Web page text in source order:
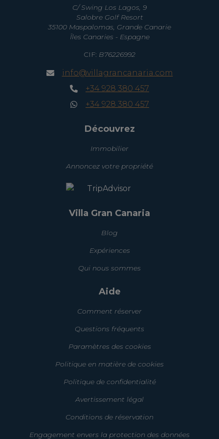
C/ Swing Los Lagos, 9
Salobre Golf Resort
35100 Maspalomas, Grande Canarie
Îles Canaries - Espagne
CIF: B76226992
info@villagrancanaria.com
+34 928 380 457
+34 928 380 457
Découvrez
Immobilier
Annoncez votre propriété
Villa Gran Canaria
Blog
Expériences
Qui nous sommes
Aide
Comment réserver
Questions fréquents
Paramètres des cookies
Politique en matière de cookies
Politique de confidentialité
Avertissement légal
Conditions de réservation
Engagement envers la protection des données